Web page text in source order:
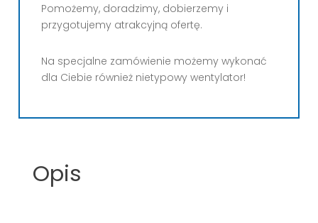
Pomożemy, doradzimy, dobierzemy i
przygotujemy atrakcyjną ofertę.
Na specjalne zamówienie możemy wykonać
dla Ciebie również nietypowy wentylator!
Opis